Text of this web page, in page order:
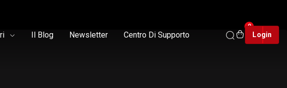
Il Blog Newsletter Centro Di Supporto
0
Login